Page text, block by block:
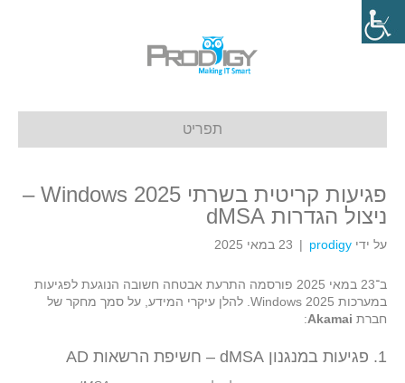
תפריט
פגיעות קריטית בשרתי Windows 2025 –
ניצול הגדרות dMSA
על ידי prodigy
| 23 במאי 2025
ב־23 במאי 2025 פורסמה התרעת אבטחה חשובה הנוגעת לפגיעות
במערכות Windows 2025. להלן עיקרי המידע, על סמך מחקר של
חברת Akamai
:
1. פגיעות במנגנון dMSA – חשיפת הרשאות AD